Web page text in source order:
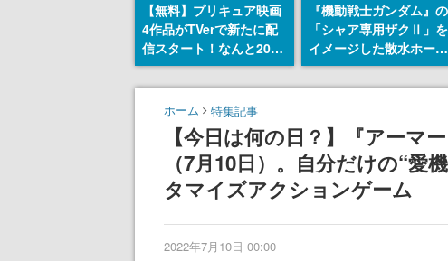
【無料】プリキュア映画
4作品がTVerで新たに配
信スタート！なんと2018
年～2024年の映画ほぼす
べてが見放題に、ぶっち
ゃけありえないラインナ
『機動戦士ガンダム』の
「シャア専用ザクⅡ」を
イメージした散水ホース
リールが予約開始。本体
にはシャアのパーソナル
エンブレム、型式番号な
どを配置
ホーム 特集記事
【今日は何の日？】『アーマ
（7月10日）。自分だけの“
タマイズアクションゲーム
2022年7月10日 00:00